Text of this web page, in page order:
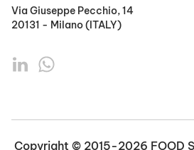
Via Giuseppe Pecchio, 14
20131 - Milano (ITALY)
Copyright © 2015-2026 FOOD